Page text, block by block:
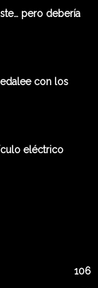
pero debería
con los
eléctrico
106